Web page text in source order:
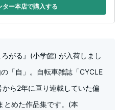
ター本店で購入する
がる』(小学館) が入荷しまし
「自」。自転車雑誌「CYCLE
ら2年に亘り連載していた偏
とめた作品集です。(本